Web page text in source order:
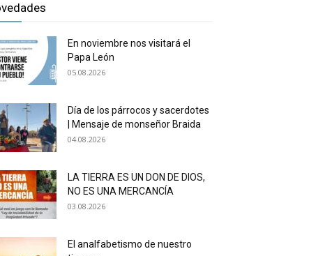
En noviembre nos visitará el
Papa León
05.08.2026
Día de los párrocos y sacerdotes
| Mensaje de monseñor Braida
04.08.2026
LA TIERRA ES UN DON DE DIOS,
NO ES UNA MERCANCÍA
03.08.2026
El analfabetismo de nuestro